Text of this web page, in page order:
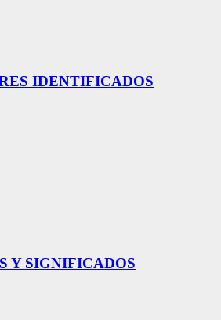
IDENTIFICADOS
Y SIGNIFICADOS